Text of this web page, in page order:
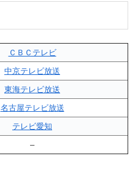
ＣＢＣテレビ
中京テレビ放送
東海テレビ放送
名古屋テレビ放送
テレビ愛知
–